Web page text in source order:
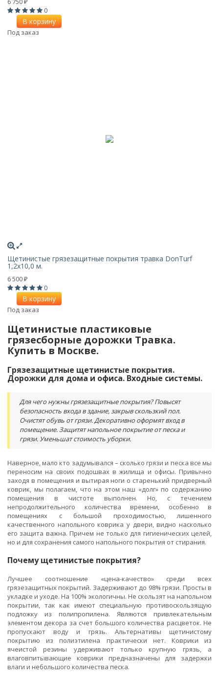
₽
0
В корзину
Под заказ
Щетинистые грязезащитные покрытия травка DonTurf
1,2x10,0 м.
6 500 ₽
0
В корзину
Под заказ
Щетинистые пластиковые
грязесборные дорожки Травка.
Купить в Москве.
Грязезащитные щетинистые покрытия.
Дорожки для дома и офиса. Входные системы.
Для чего нужны грязезащитные покрытия? Повысят
безопасность входа в здание, закрыв скользкий пол.
Очистят обувь от грязи. Декоративно оформят вход в
помещение. Защитят напольное покрытие от песка и
грязи. Уменьшат стоимость уборки.
Наверное, мало кто задумывался – сколько грязи и песка все мы
переносим на своих подошвах в жилища и офисы. Привычно
заходя в помещения и вытирая ноги о старенький придверный
коврик, мы полагаем, что на этом наш «долг» по содержанию
помещения в чистоте выполнен. Но, с течением
непродолжительного количества времени, особенно в
помещениях с большой проходимостью, лишенного
качественного напольного коврика у двери, видно насколько
его защита важна. Причем не только для гигиенических целей,
но и для сохранения самого напольного покрытия от стирания.
Почему щетинистые покрытия?
Лучшее соотношение «цена-качество» среди всех
грязезащитных покрытий. Задерживают до 98% грязи. Просты в
укладке и уходе. На 100% экологичны. Не скользят на напольном
покрытии, так как имеют специальную противоскользящую
подложку из полипропилена. Являются привлекательным
элементом декора за счет большого количества расцветок. Не
пропускают воду и грязь. Альтернативы щетинистому
покрытию из полиэтилена практически нет. Коврики из
ячеистой резины удерживают только крупную грязь, а
влаговпитывающие коврики предназначены для задержки
влаги и небольшого количества песка.